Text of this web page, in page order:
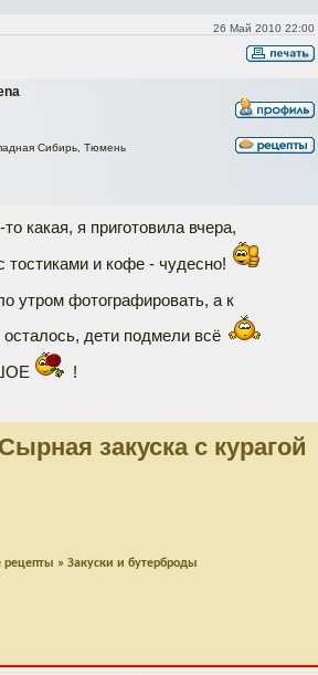
26 Май 2010 22:00
Сибирь, Тюмень
какая, я приготовила вчера,
тостиками и кофе - чудесно!
утром фотографировать, а к
осталось, дети подмели всё
!
Сырная закуска с курагой
рецепты » Закуски и бутерброды